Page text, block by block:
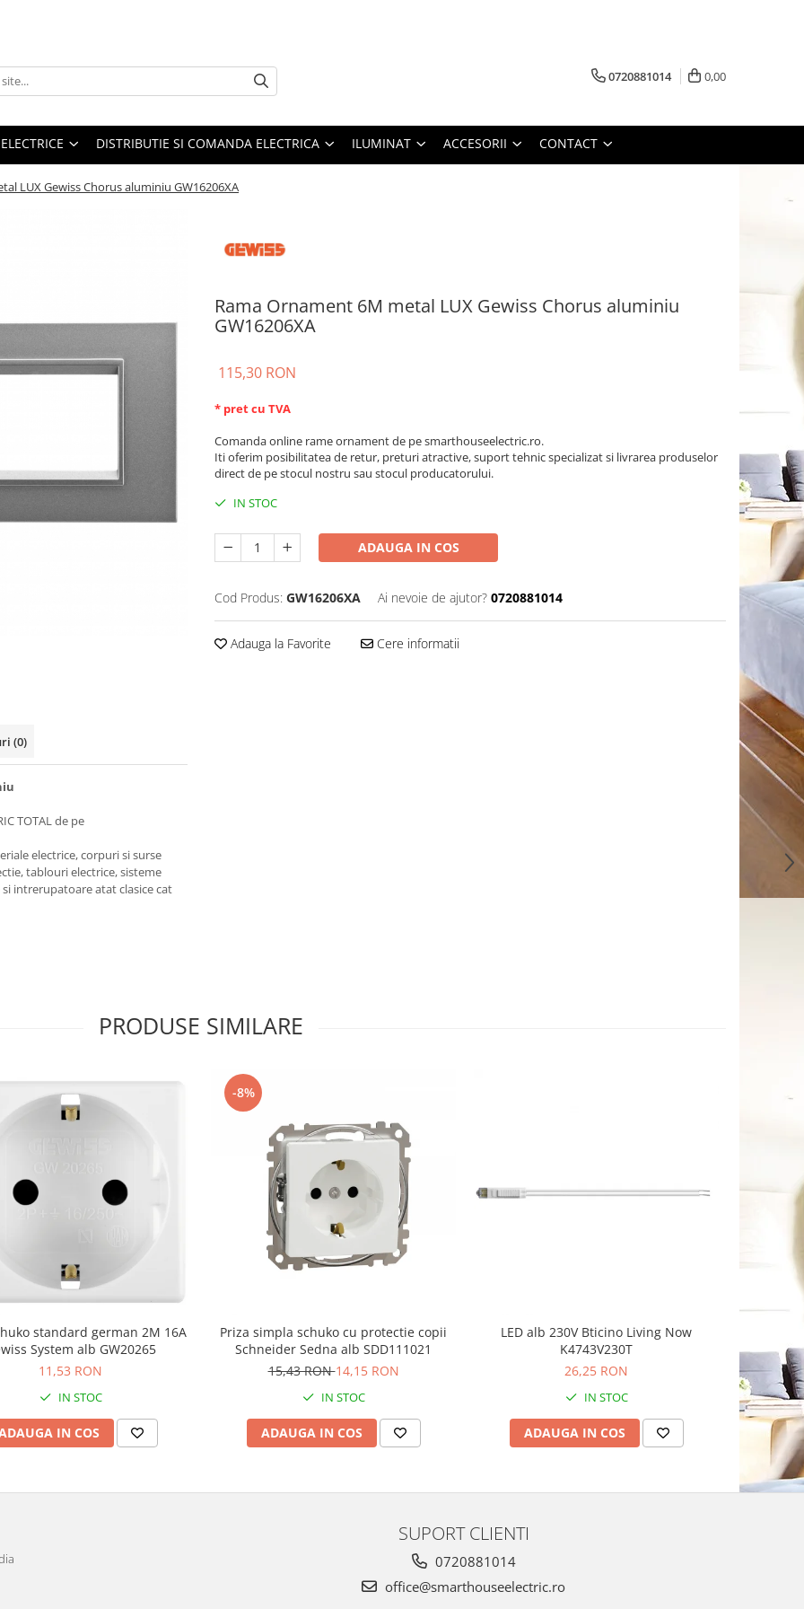
0720881014 0,00
DISTRIBUTIE SI COMANDA ELECTRICA ILUMINAT ACCESORII CONTACT
LUX Gewiss Chorus aluminiu GW16206XA
Rama Ornament 6M metal LUX Gewiss Chorus aluminiu
GW16206XA
115,30 RON
* pret cu TVA
Comanda online rame ornament de pe smarthouseelectric.ro.
Iti oferim posibilitatea de retur, preturi atractive, suport tehnic specializat si livrarea produselor
direct de pe stocul nostru sau stocul producatorului.
IN STOC
ADAUGA IN COS
Cod Produs: GW16206XA Ai nevoie de ajutor? 0720881014
Adauga la Favorite Cere informatii
(0)
TOTAL de pe
electrice, corpuri si surse
tablouri electrice, sisteme
intrerupatoare atat clasice cat
PRODUSE SIMILARE
standard german 2M 16A
System alb GW20265
11,53 RON
IN STOC
IN COS
-8%
Priza simpla schuko cu protectie copii
Schneider Sedna alb SDD111021
15,43 RON14,15 RON
IN STOC
ADAUGA IN COS
LED alb 230V Bticino Living Now
K4743V230T
26,25 RON
IN STOC
ADAUGA IN COS
SUPORT CLIENTI
0720881014
office@smarthouseelectric.ro